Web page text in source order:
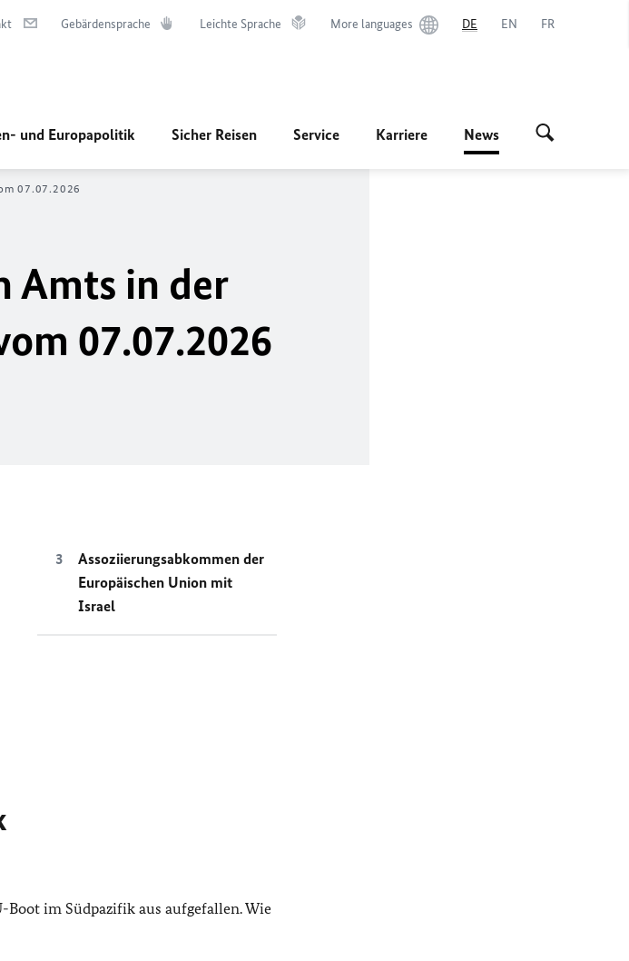
Gebärdensprache Leichte Sprache More languages DE EN FR
und Europapolitik Sicher Reisen Service Karriere News
07.07.2026
Amts in der
07.07.2026
Assoziierungsabkommen der
Europäischen Union mit
Israel
im Südpazifik aus aufgefallen. Wie